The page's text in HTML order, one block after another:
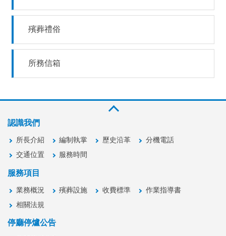
殯葬禮俗
所務信箱
認識我們
所長介紹 編制執掌 歷史沿革 分機電話
交通位置 服務時間
服務項目
業務概況 殯葬設施 收費標準 作業指導書
相關法規
停廳停爐公告